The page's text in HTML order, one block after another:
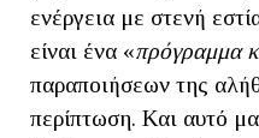
ενέργεια με στενή
είναι ένα «πρόγραμμα
παραποιήσεων της
περίπτωση. Και αυτό